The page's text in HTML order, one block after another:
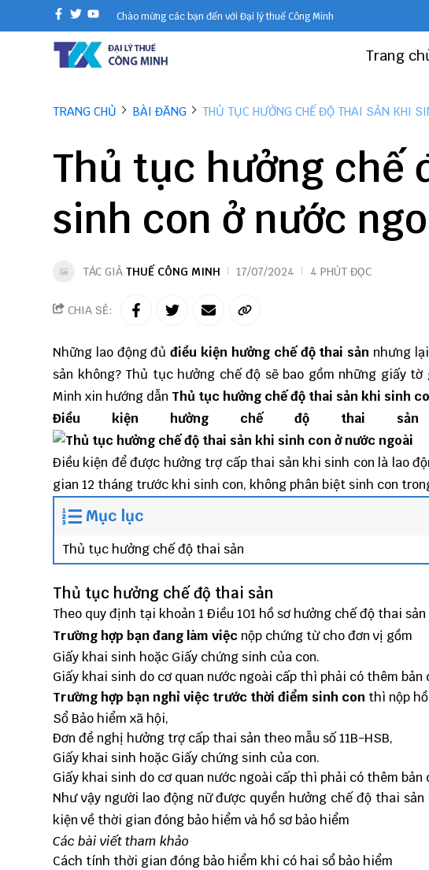
Chào mừng các bạn đến với Đại lý thuế Công Minh
Trang
TRANG CHỦ BÀI ĐĂNG THỦ TỤC HƯỞNG CHẾ ĐỘ THAI SẢN KHI
Thủ tục hưởng chế
sinh con ở nước
TÁC GIẢ THUẾ CÔNG MINH 17/07/2024 4 PHÚT ĐỌC
CHIA SẺ:
Những lao động đủđiều kiện hưởng chế độ thai sản nhưng
sản không? Thủ tục hưởng chế độ sẽ bao gồm những giấy
Minh xin hướng dẫn Thủ tục hưởng chế độ thai sản khi sinh
Điều kiện hưởng chế độ thai
Điều kiện để được hưởng trợ cấp thai sản khi sinh con là lao
gian 12 tháng trước khi sinh con, không phân biệt sinh con
Mục lục
Thủ tục hưởng chế độ thai sản
Thủ tục hưởng chế độ thai sản
Theo quy định tại khoản 1 Điều 101 hồ sơ hưởng chế độ thai
Trường hợp bạn đang làm việc nộp chứng từ cho đơn vị gồm
Giấy khai sinh hoặc Giấy chứng sinh của con.
Giấy khai sinh do cơ quan nước ngoài cấp thì phải có thêm
Trường hợp bạn nghỉ việc trước thời điểm sinh con thì nộp
Sổ Bảo hiểm xã hội,
Đơn đề nghị hưởng trợ cấp thai sản theo mẫu số 11B-HSB,
Giấy khai sinh hoặc Giấy chứng sinh của con.
Giấy khai sinh do cơ quan nước ngoài cấp thì phải có thêm
Như vậy người lao động nữ được quyền hưởng chế độ thai
kiện về thời gian đóng bảo hiểm và hồ sơ bảo hiểm
Các bài viết tham khảo
Cách tính thời gian đóng bảo hiểm khi có hai sổ bảo hiểm